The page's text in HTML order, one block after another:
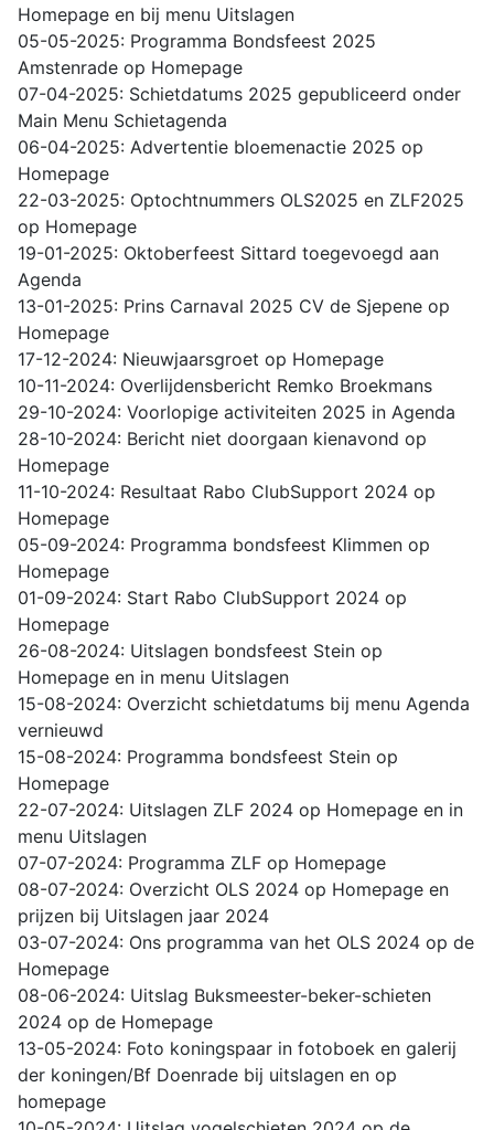
Homepage en bij menu Uitslagen
05-05-2025: Programma Bondsfeest 2025
Amstenrade op Homepage
07-04-2025: Schietdatums 2025 gepubliceerd onder
Main Menu Schietagenda
06-04-2025: Advertentie bloemenactie 2025 op
Homepage
22-03-2025: Optochtnummers OLS2025 en ZLF2025
op Homepage
19-01-2025: Oktoberfeest Sittard toegevoegd aan
Agenda
13-01-2025: Prins Carnaval 2025 CV de Sjepene op
Homepage
17-12-2024: Nieuwjaarsgroet op Homepage
10-11-2024: Overlijdensbericht Remko Broekmans
29-10-2024: Voorlopige activiteiten 2025 in Agenda
28-10-2024: Bericht niet doorgaan kienavond op
Homepage
11-10-2024: Resultaat Rabo ClubSupport 2024 op
Homepage
05-09-2024: Programma bondsfeest Klimmen op
Homepage
01-09-2024: Start Rabo ClubSupport 2024 op
Homepage
26-08-2024: Uitslagen bondsfeest Stein op
Homepage en in menu Uitslagen
15-08-2024: Overzicht schietdatums bij menu Agenda
vernieuwd
15-08-2024: Programma bondsfeest Stein op
Homepage
22-07-2024: Uitslagen ZLF 2024 op Homepage en in
menu Uitslagen
07-07-2024: Programma ZLF op Homepage
08-07-2024: Overzicht OLS 2024 op Homepage en
prijzen bij Uitslagen jaar 2024
03-07-2024: Ons programma van het OLS 2024 op de
Homepage
08-06-2024: Uitslag Buksmeester-beker-schieten
2024 op de Homepage
13-05-2024: Foto koningspaar in fotoboek en galerij
der koningen/Bf Doenrade bij uitslagen en op
homepage